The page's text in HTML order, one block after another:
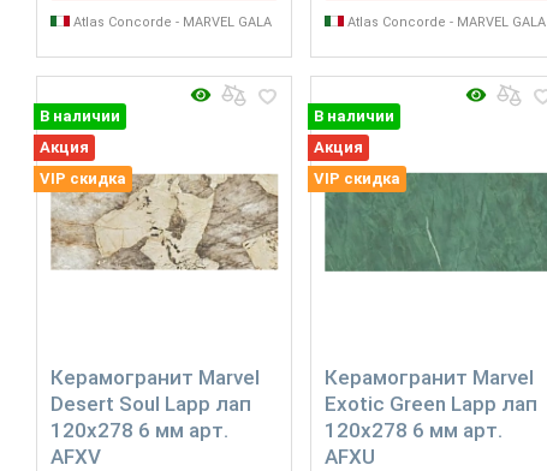
Atlas Concorde - MARVEL GALA Atlas Concorde - MARVEL GALA
Керамогранит Marvel
Desert Soul Lapp лап
120x278 6 мм арт.
AFXV
В наличии
Акция
VIP скидка
Керамогранит Marvel
Exotic Green Lapp лап
120x278 6 мм арт.
AFXU
В наличии
Акция
VIP скидка